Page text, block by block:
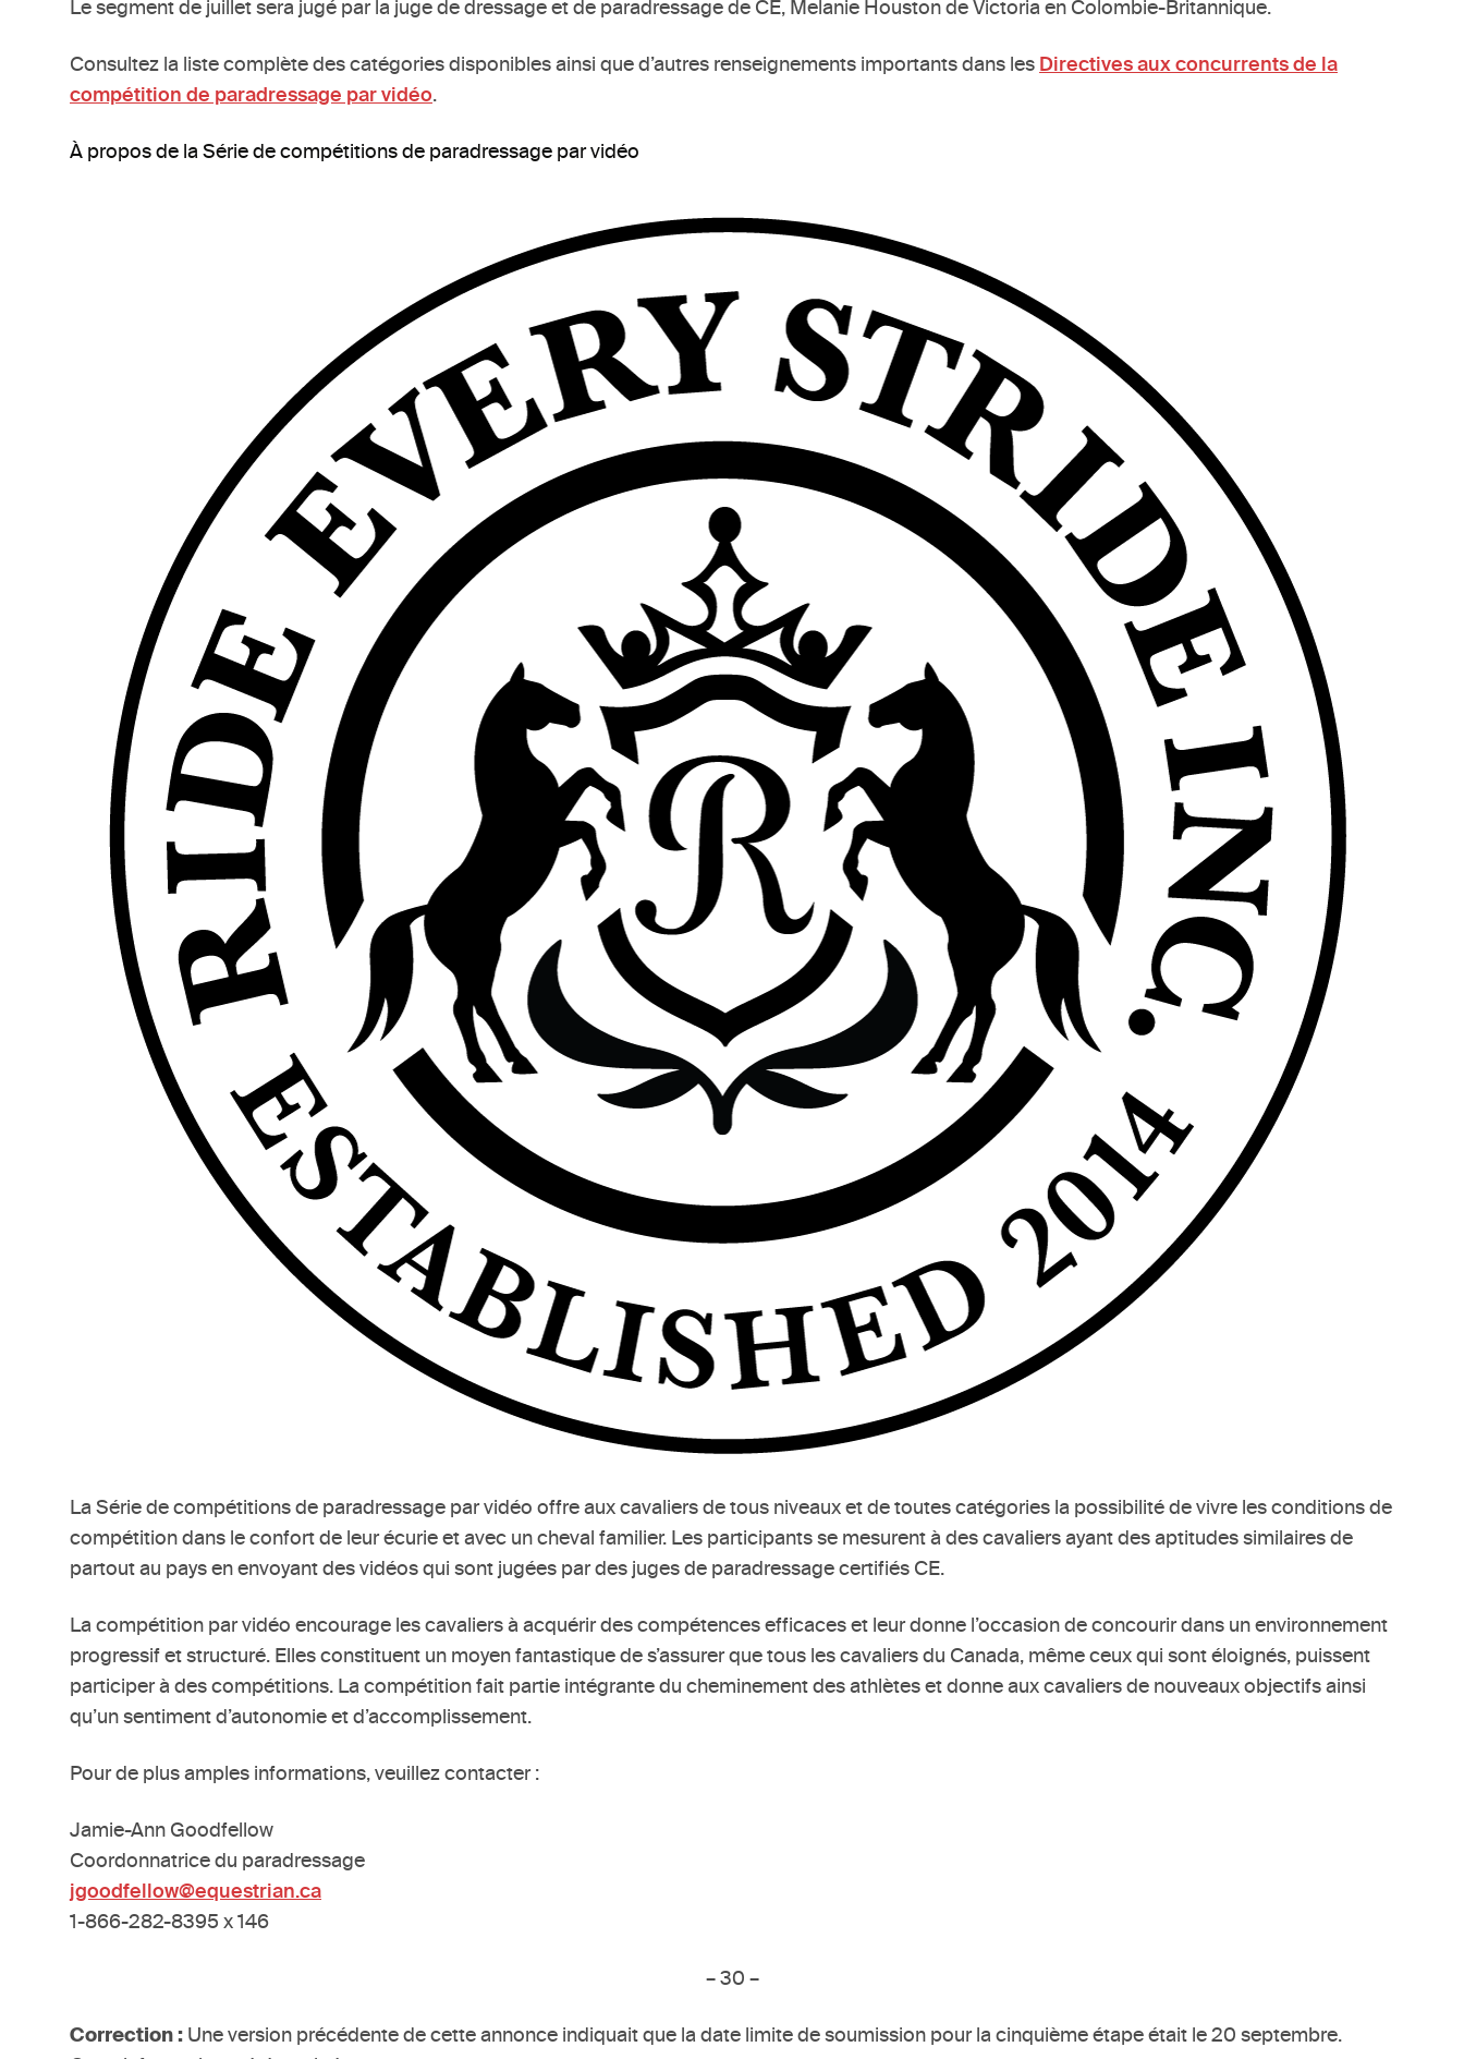
Le segment de juillet sera jugé par la juge de dressage et de paradressage de CE, Melanie Houston de Victoria en Colombie-Britannique.
Consultez la liste complète des catégories disponibles ainsi que d’autres renseignements importants dans les Directives aux concurrents de la
compétition de paradressage par vidéo.
À propos de la Série de compétitions de paradressage par vidéo
La Série de compétitions de paradressage par vidéo offre aux cavaliers de tous niveaux et de toutes catégories la possibilité de vivre les conditions de
compétition dans le confort de leur écurie et avec un cheval familier. Les participants se mesurent à des cavaliers ayant des aptitudes similaires de
partout au pays en envoyant des vidéos qui sont jugées par des juges de paradressage certifiés CE.
La compétition par vidéo encourage les cavaliers à acquérir des compétences efficaces et leur donne l’occasion de concourir dans un environnement
progressif et structuré. Elles constituent un moyen fantastique de s’assurer que tous les cavaliers du Canada, même ceux qui sont éloignés, puissent
participer à des compétitions. La compétition fait partie intégrante du cheminement des athlètes et donne aux cavaliers de nouveaux objectifs ainsi
qu’un sentiment d’autonomie et d’accomplissement.
Pour de plus amples informations, veuillez contacter :
Jamie-Ann Goodfellow
Coordonnatrice du paradressage
jgoodfellow@equestrian.ca
1-866-282-8395 x 146
– 30 –
Correction : Une version précédente de cette annonce indiquait que la date limite de soumission pour la cinquième étape était le 20 septembre.